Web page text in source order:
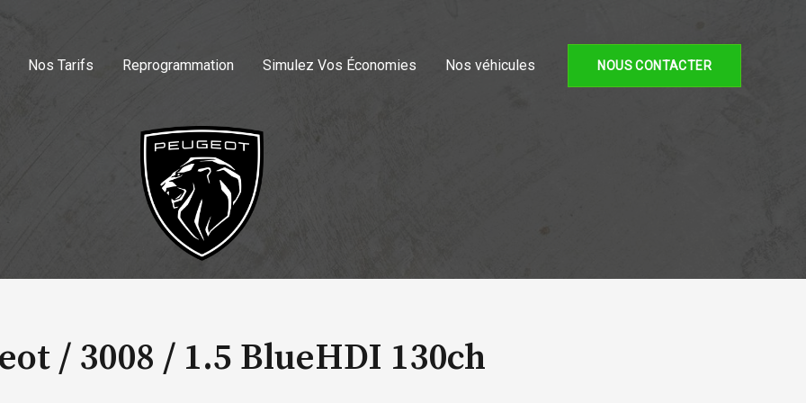
Nos Tarifs Reprogrammation Simulez Vos Économies Nos véhicules NOUS CONTACTER
/ 3008 / 1.5 BlueHDI 130ch